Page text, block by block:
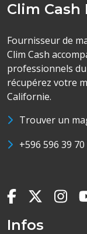
Clim
Fournisseur de
Clim Cash
professionnels
récupérez votre
Californie.
Trouver un
+596 596 39 70
Infos